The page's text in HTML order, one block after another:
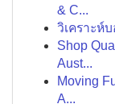
& C...
วิเคราะห์
Shop
Aust...
Moving
A...